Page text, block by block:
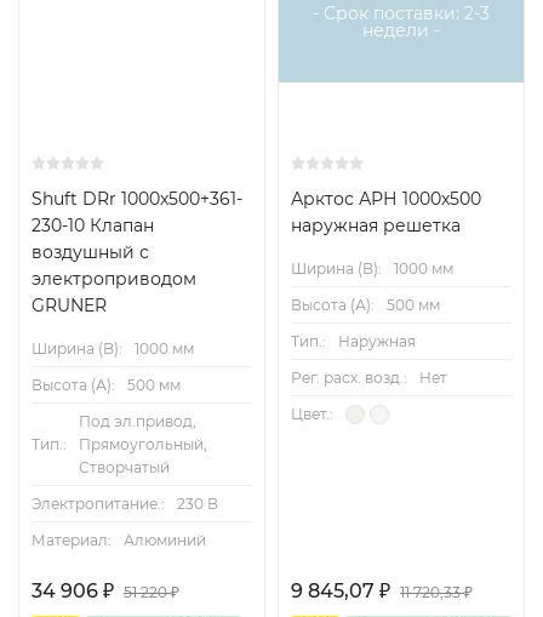
Shuft DRr 1000x500+361-
230-10 Клапан
воздушный с
электроприводом
GRUNER
Ширина (B):
1000 мм
Высота (А):
500 мм
Тип.:
Под эл.привод,
Прямоугольный,
Створчатый
Электропитание.:
230 В
Материал:
Алюминий
34 906 ₽ 51 220₽
- Срок поставки: 2-3
недели -
Арктос АРН 1000x500
наружная решетка
Ширина (B):
1000 мм
Высота (А):
500 мм
Тип.:
Наружная
Рег. расх. возд.:
Нет
Цвет.:
9 845,07 ₽ 11 720,33₽